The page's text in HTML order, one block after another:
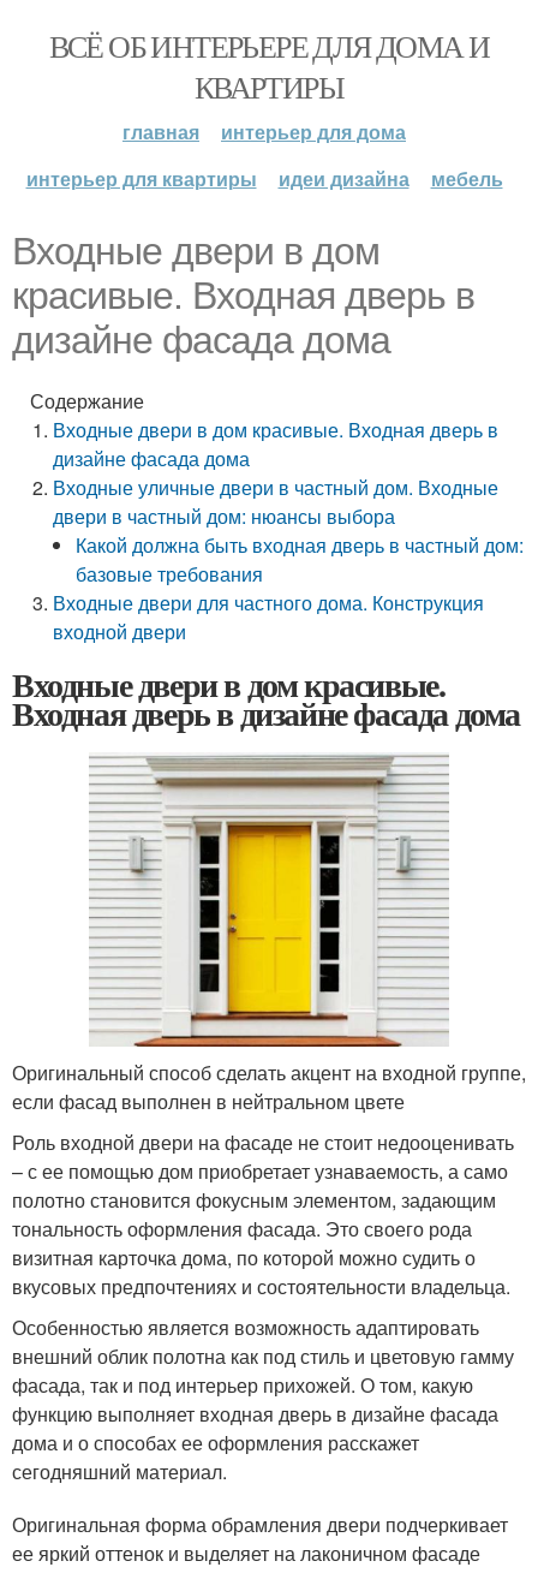
ВСЁ ОБ ИНТЕРЬЕРЕ ДЛЯ ДОМА И
КВАРТИРЫ
главная
интерьер для дома
интерьер для квартиры
идеи дизайна мебель
Входные двери в дом
красивые. Входная дверь в
дизайне фасада дома
Содержание
Входные двери в дом красивые. Входная дверь в
дизайне фасада дома
Входные уличные двери в частный дом. Входные
двери в частный дом: нюансы выбора
Какой должна быть входная дверь в частный дом:
базовые требования
Входные двери для частного дома. Конструкция
входной двери
Входные двери в дом красивые.
Входная дверь в дизайне фасада дома
Оригинальный способ сделать акцент на входной группе,
если фасад выполнен в нейтральном цвете
Роль входной двери на фасаде не стоит недооценивать
– с ее помощью дом приобретает узнаваемость, а само
полотно становится фокусным элементом, задающим
тональность оформления фасада. Это своего рода
визитная карточка дома, по которой можно судить о
вкусовых предпочтениях и состоятельности владельца.
Особенностью является возможность адаптировать
внешний облик полотна как под стиль и цветовую гамму
фасада, так и под интерьер прихожей. О том, какую
функцию выполняет входная дверь в дизайне фасада
дома и о способах ее оформления расскажет
сегодняшний материал.
Оригинальная форма обрамления двери подчеркивает
ее яркий оттенок и выделяет на лаконичном фасаде